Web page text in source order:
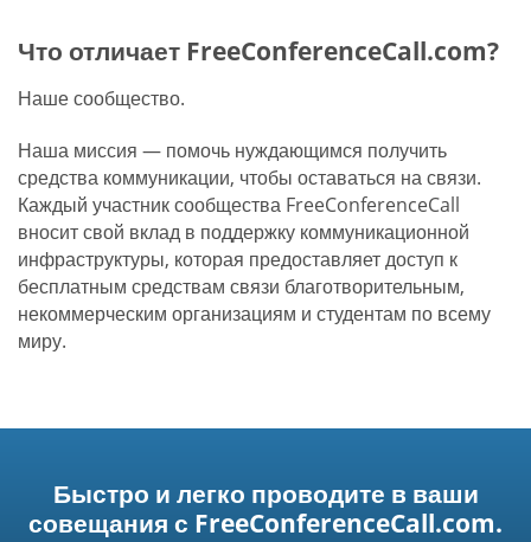
Что отличает FreeConferenceCall.com?
Наше сообщество.
Наша миссия — помочь нуждающимся получить
средства коммуникации, чтобы оставаться на связи.
Каждый участник сообщества FreeConferenceCall
вносит свой вклад в поддержку коммуникационной
инфраструктуры, которая предоставляет доступ к
бесплатным средствам связи благотворительным,
некоммерческим организациям и студентам по всему
миру.
Быстро и легко проводите в ваши
совещания с FreeConferenceCall.com.